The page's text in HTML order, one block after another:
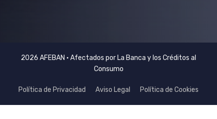
2026 AFEBAN • Afectados por La Banca y los Créditos al
Consumo
Política de Privacidad Aviso Legal Política de Cookies